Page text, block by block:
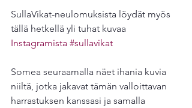
SullaVikat-neulomuksista löydät myös
tällä hetkellä yli tuhat kuvaa
Instagramista #sullavikat
Somea seuraamalla näet ihania kuvia
niiltä, jotka jakavat tämän valloittavan
harrastuksen kanssasi ja samalla